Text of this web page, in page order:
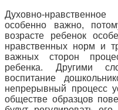
Духовно-
особенно важно,
возрасте ребенок
нравственных норм и
важных сторон
ребенка. Другими
воспитание
непрерывный процесс
обществе образцов